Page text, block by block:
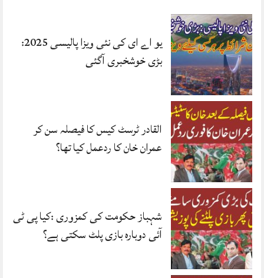
یو اے ای کی نئی ویزا پالیسی 2025:
بڑی خوشخبری آگئی
القادر ٹرسٹ کیس کا فیصلہ سن کر
عمران خان کا ردعمل کیا تھا؟
شہباز حکومت کی کمزوری :کیا پی ٹی
آئی دوبارہ بازی پلٹ سکتی ہے؟